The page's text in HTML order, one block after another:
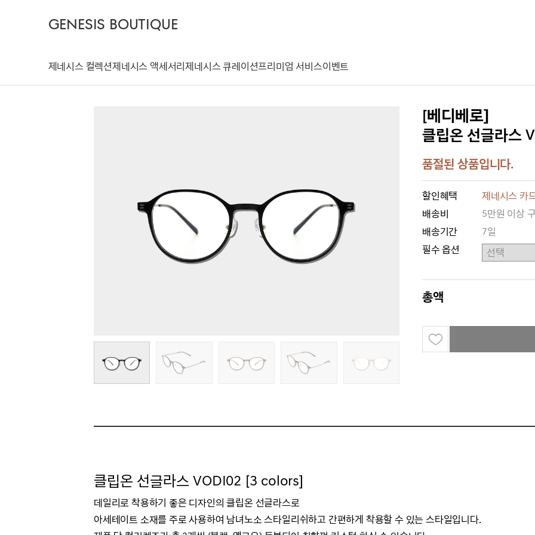
GENESIS BOUTIQUE
제네시스 컬렉션제네시스 액세서리제네시스 큐레이션프리미엄 서비스이벤트
[베디베로]
클립온 선글라스
품절된 상품입니다.
할인혜택
제네시스 카
배송비
5만원 이상
배송기간
7일
필수 옵션
총액
클립온 선글라스 VODI02 [3 colors]
데일리로 착용하기 좋은 디자인의 클립온 선글라스로
아세테이트 소재를 주로 사용하여 남녀노소 스타일리쉬하고 간편하게 착용할 수 있는 스타일입니다.